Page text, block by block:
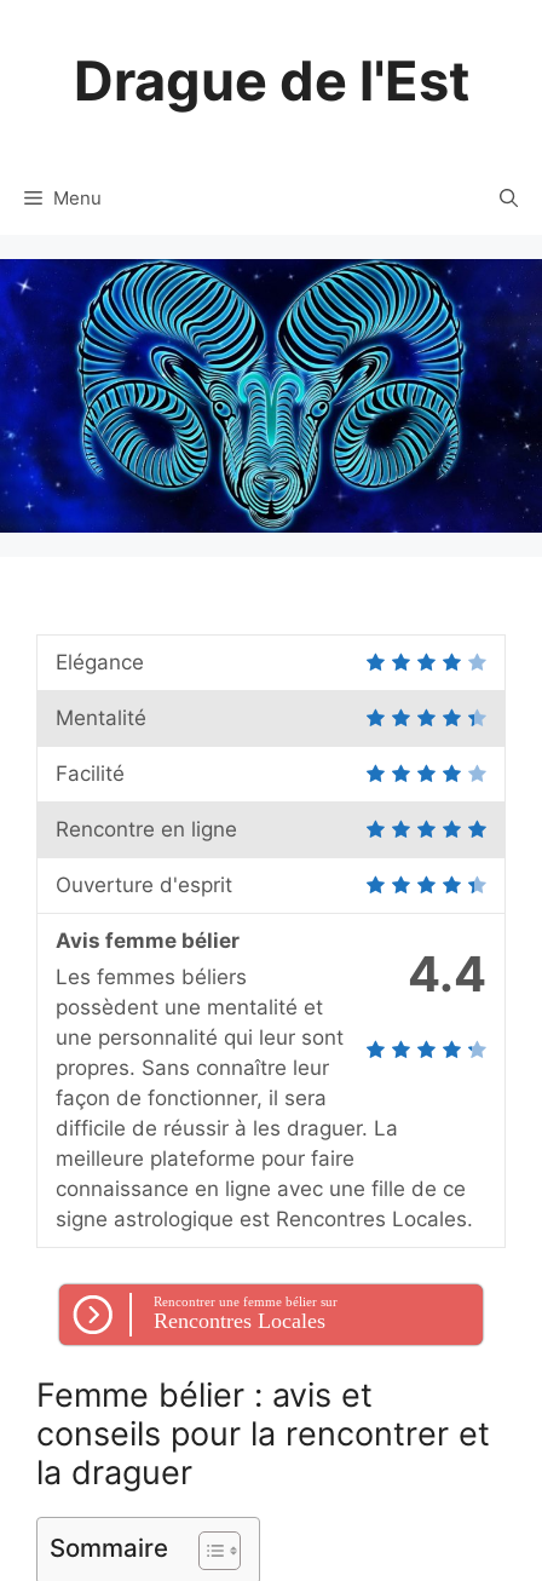
Drague de l'Est
Menu
Elégance
Mentalité
Facilité
Rencontre en ligne
Ouverture d'esprit
4.4
Avis femme bélier
Les femmes béliers
possèdent une mentalité et
une personnalité qui leur sont
propres. Sans connaître leur
façon de fonctionner, il sera
difficile de réussir à les draguer. La
meilleure plateforme pour faire
connaissance en ligne avec une fille de ce
signe astrologique est Rencontres Locales.
Rencontrer une femme bélier sur
Rencontres Locales
Femme bélier : avis et
conseils pour la rencontrer et
la draguer
Sommaire